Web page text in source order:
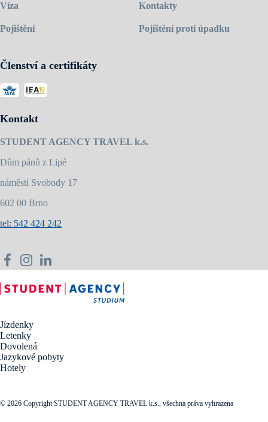
Víza
Pojištění
Kontakty
Pojištění proti úpadku
Členství a certifikáty
Kontakt
STUDENT AGENCY TRAVEL k.s.
Dům pánů z Lipé
náměstí Svobody 17
602 00 Brno
tel: 542 424 242
Jízdenky
Letenky
Dovolená
Jazykové pobyty
Hotely
© 2026 Copyright STUDENT AGENCY TRAVEL k.s., všechna práva vyhrazena